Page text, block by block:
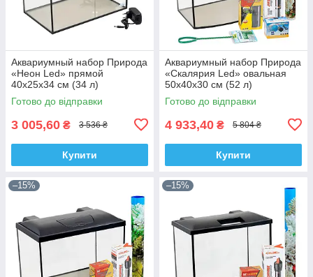
Аквариумный набор Природа
«Неон Led» прямой
40х25х34 см (34 л)
Готово до відправки
3 005,60 ₴ 3 536 ₴
Купити
Аквариумный набор Природа
«Скалярия Led» овальная
50х40х30 см (52 л)
Готово до відправки
4 933,40 ₴ 5 804 ₴
Купити
–15% –15%